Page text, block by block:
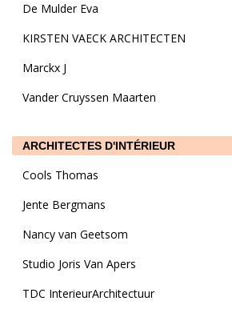
De Mulder Eva
KIRSTEN VAECK ARCHITECTEN
Marckx J
Vander Cruyssen Maarten
ARCHITECTES D'INTÉRIEUR
Cools Thomas
Jente Bergmans
Nancy van Geetsom
Studio Joris Van Apers
TDC InterieurArchitectuur